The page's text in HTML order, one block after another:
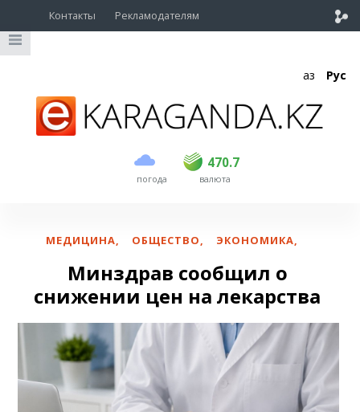
Контакты Рекламодателям
Қаз Рус
погода
470.7
USD 468.5 470.7
EUR валюта
МЕДИЦИНА, ОБЩЕСТВО, ЭКОНОМИКА,
Минздрав сообщил о
снижении цен на лекарства